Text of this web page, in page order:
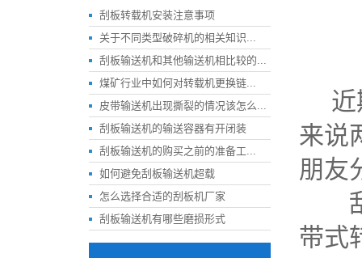
刮板转载机安装注意事项
关于不同类型破碎机的相关知识...
刮板输送机和其他输送机相比较的...
煤矿行业中如何对转载机更换链...
皮带输送机出现撕裂的情况该怎么...
刮板输送机的输送容器有开闭装
刮板输送机的购买之前的准备工...
如何避免刮板输送机超载
怎么选择合适的刮板机厂家
刮板输送机有哪些磨损形式
近
来说
朋友
刮
带式